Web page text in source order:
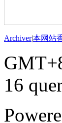
Archiver|本网站
16